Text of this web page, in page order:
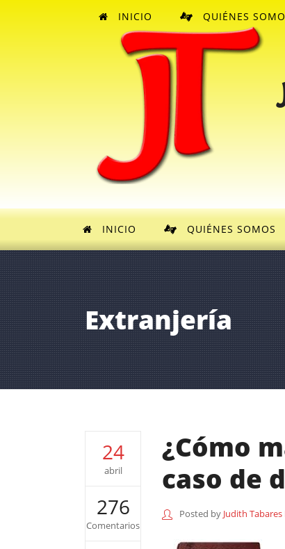
INICIO QUIÉNES SOMOS
INICIO QUIÉNES
Extranjería
24
abril
276
Comentarios
¿Cómo
caso de
Posted by Judith Tabares